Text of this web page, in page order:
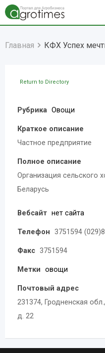
Главная КФХ Успех
Return to Directory
Рубрика Овощи
Краткое описание
Частное предприятие
Полное описание
Организация сельского
Беларусь
Вебсайт нет сайта
Телефон 3751594
Факс 3751594
Метки овощи
Почтовый адрес
231374, Гродненская
д. 22